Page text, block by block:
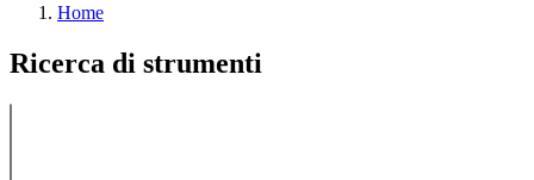
Home
Ricerca di strumenti